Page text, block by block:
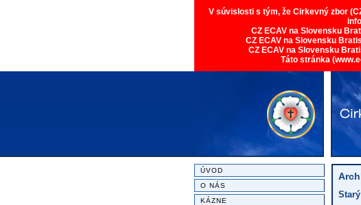
V súvislosti s tým, že Cirkevný zbor
CZ ECAV na Slovensku
CZ ECAV na Slovensku
CZ ECAV na Slovensku
Táto stránka
ÚVOD
O NÁS
KÁZNE